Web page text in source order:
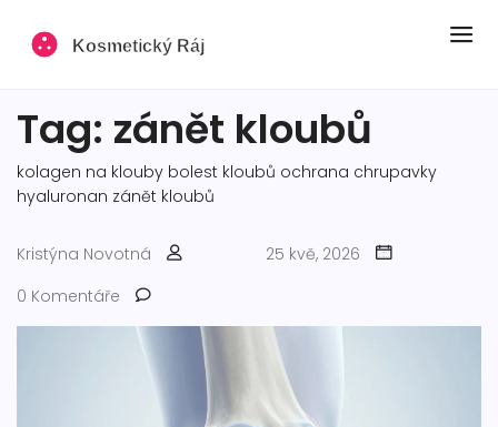
Tag: zánět kloubů
kolagen na klouby bolest kloubů ochrana chrupavky
hyaluronan zánět kloubů
Kristýna Novotná
25 kvě, 2026
0 Komentáře